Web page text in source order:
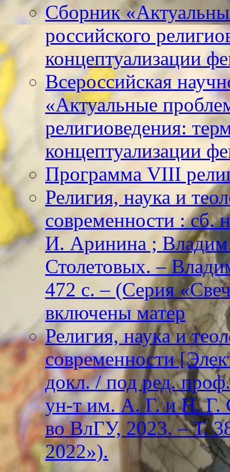
Сборник
российского
концептуализации
Всероссийская
«Актуальные
религиоведения:
концептуализации
Программа VIII
Религия, наука и
современности : сб.
И. Аринина ;
Столетовых. –
472 с. – (Серия
включены матер
Религия, наука и
современности
докл. / под ред.
ун-т им. А. Г. и Н. Г.
во ВлГУ, 2023. – Т.
2022»).